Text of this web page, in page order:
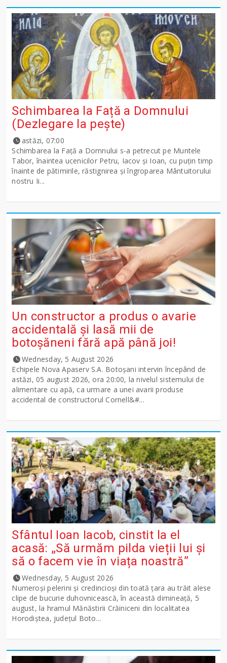
Schimbarea la Față a Domnului
(Dezlegare la peşte)
astăzi, 07:00
Schimbarea la Față a Domnului s-a petrecut pe Muntele
Tabor, înaintea ucenicilor Petru, Iacov și Ioan, cu puțin timp
înainte de pătimirile, răstignirea și îngroparea Mântuitorului
nostru Ii...
Un constructor a produs o avarie
accidentală și lasă mii de
botoșăneni fără apă până joi!
Wednesday, 5 August 2026
Echipele Nova Apaserv S.A. Botoșani intervin începând de
astăzi, 05 august 2026, ora 20:00, la nivelul sistemului de
alimentare cu apă, ca urmare a unei avarii produse
accidental de constructorul Cornell&#...
Sfântul Ioan Iacob, cinstit la el
acasă: „Să urmăm pilda vieții lui și
să o facem vie în viața noastră”
Wednesday, 5 August 2026
Numeroși pelerini și credincioși din toată țara au trăit alese
clipe de bucurie duhovnicească, în această dimineață, 5
august, la hramul Mănăstirii Crăiniceni din localitatea
Horodiștea, județul Boto...